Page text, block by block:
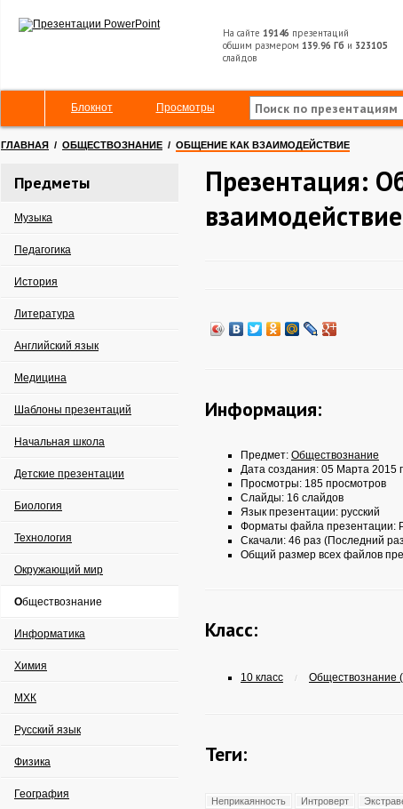
На сайте 19146 презентаций
общим размером 139.96 Гб и 323105
слайдов
Блокнот Просмотры
ГЛАВНАЯ / ОБЩЕСТВОЗНАНИЕ / ОБЩЕНИЕ КАК ВЗАИМОДЕЙСТВИЕ
Предметы
Музыка
Педагогика
История
Литература
Английский язык
Медицина
Шаблоны презентаций
Начальная школа
Детские презентации
Биология
Технология
Окружающий мир
Обществознание
Информатика
Химия
МХК
Русский язык
Физика
География
Презентация:
взаимодействие
Информация:
Предмет: Обществознание
Дата создания: 05 Марта 2015
Просмотры: 185 просмотров
Слайды: 16 слайдов
Язык презентации: русский
Форматы файла презентации:
Скачали: 46 раз (Последний
Общий размер всех файлов
Класс:
10 класс / Обществознание
Теги:
Неприкаянность Интроверт